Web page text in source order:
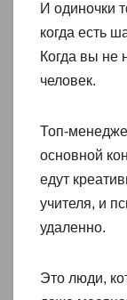
И одиночки
когда есть
Когда вы не
человек.
Топ-
основной
едут
учителя, и
удаленно.
Это люди,